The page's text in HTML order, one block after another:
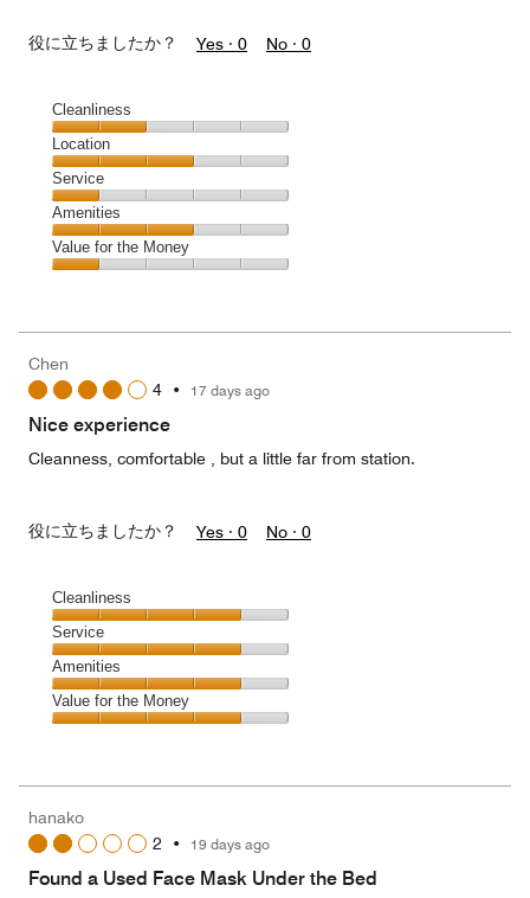
役に立ちましたか？ Yes · 0 No · 0
Cleanliness
Cleanliness,
2
out
of
5
Location
Location,
3
out
of
5
Service
Service,
1
out
Amenities
Amenities,
3
5
Value for the Money
1
out
Chen
4 • 17 days ago
Nice experience
Cleanness, comfortable , but a little far from station.
役に立ちましたか？ Yes · 0 No · 0
Cleanliness
Cleanliness,
4
out
of
5
Service
Service,
4
out
Amenities
Amenities,
4
5
Value for the Money
4
out
hanako
2 • 19 days ago
Found a Used Face Mask Under the Bed